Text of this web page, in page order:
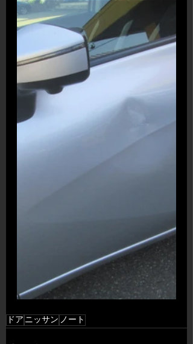
ドア ニッサン ノート